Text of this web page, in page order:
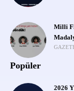
Milli
Popüler
2026